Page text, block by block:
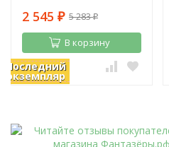
Последний
экземпляр
Призрак в Пекине
2 545 ₽ 5 283₽
В корзину
В наличии